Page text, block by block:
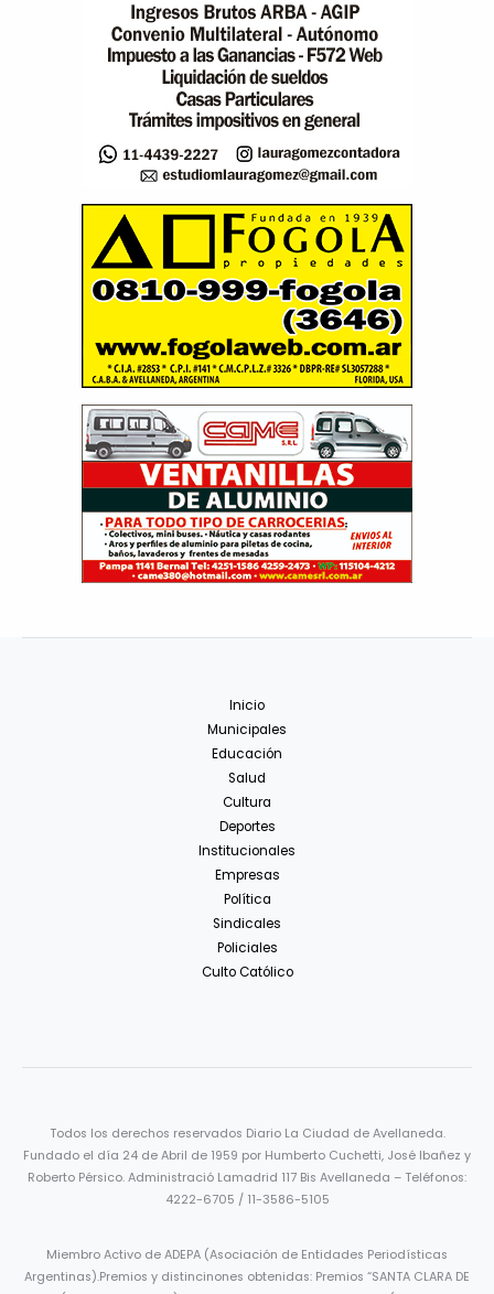
Inicio
Municipales
Educación
Salud
Cultura
Deportes
Institucionales
Empresas
Política
Sindicales
Policiales
Culto Católico
Todos los derechos reservados Diario La Ciudad de Avellaneda.
Fundado el día 24 de Abril de 1959 por Humberto Cuchetti, José Ibañez y
Roberto Pérsico. Administració Lamadrid 117 Bis Avellaneda – Teléfonos:
4222-6705 / 11-3586-5105
Miembro Activo de ADEPA (Asociación de Entidades Periodísticas
Argentinas).Premios y distincinones obtenidas: Premios “SANTA CLARA DE